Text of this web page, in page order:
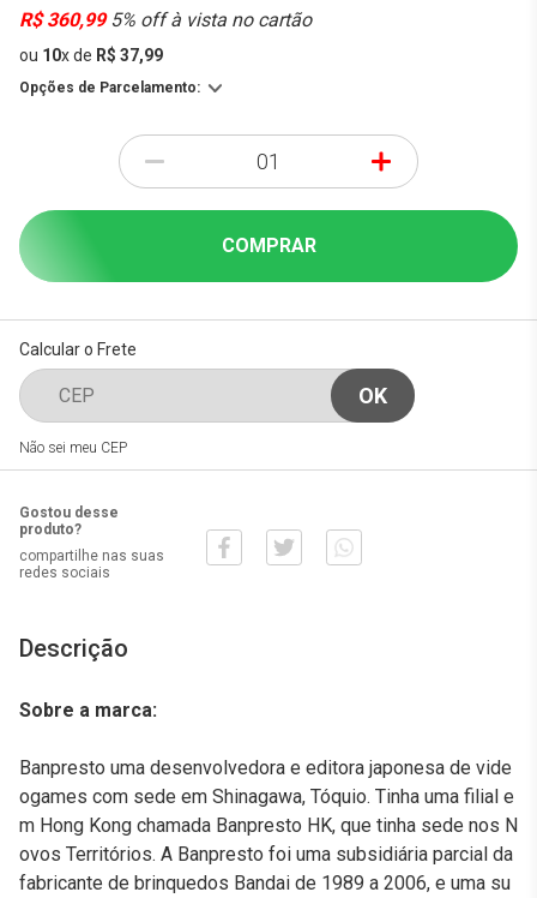
R$ 360,995% off à vista no cartão
ou 10xde R$ 37,99
Opções de Parcelamento:
- +
COMPRAR
Calcular o Frete
Não sei meu CEP
Gostou desse
produto?
compartilhe nas suas
redes sociais
Descrição
Sobre a marca:
Banpresto uma desenvolvedora e editora japonesa de vide
ogames com sede em Shinagawa, Tóquio. Tinha uma filial e
m Hong Kong chamada Banpresto HK, que tinha sede nos N
ovos Territórios. A Banpresto foi uma subsidiária parcial da
fabricante de brinquedos Bandai de 1989 a 2006, e uma su